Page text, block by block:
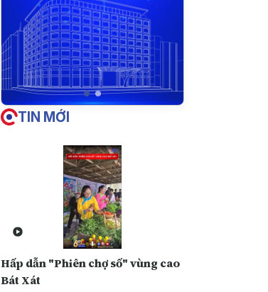
TIN MỚI
Hấp dẫn "Phiên chợ số" vùng cao
Bát Xát